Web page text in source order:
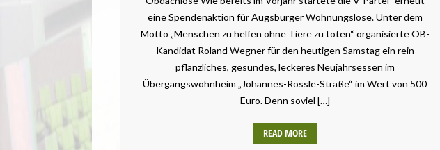
eine Spendenaktion für Augsburger Wohnungslose. Unter dem
Motto „Menschen zu helfen ohne Tiere zu töten“ organisierte OB-
Kandidat Roland Wegner für den heutigen Samstag ein rein
pflanzliches, gesundes, leckeres Neujahrsessen im
Übergangswohnheim „Johannes-Rössle-Straße“ im Wert von 500
Euro. Denn soviel […]
READ MORE